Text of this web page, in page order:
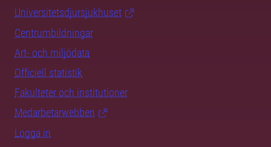
Universitetsdjursjukhuset
Centrumbildningar
Art- och miljödata
Officiell statistik
Fakulteter och institutioner
Medarbetarwebben
Logga in